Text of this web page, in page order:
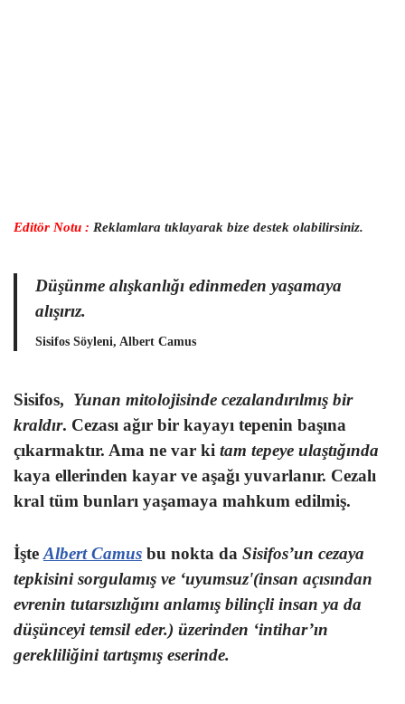
Editör Notu : Reklamlara tıklayarak bize destek olabilirsiniz.
Düşünme alışkanlığı edinmeden yaşamaya
alışırız.
Sisifos Söyleni, Albert Camus
Sisifos, Yunan mitolojisinde cezalandırılmış bir
kraldır. Cezası ağır bir kayayı tepenin başına
çıkarmaktır. Ama ne var ki tam tepeye ulaştığında
kaya ellerinden kayar ve aşağı yuvarlanır. Cezalı
kral tüm bunları yaşamaya mahkum edilmiş.
İşte Albert Camus bu nokta da Sisifos’un cezaya
tepkisini sorgulamış ve ‘uyumsuz'(insan açısından
evrenin tutarsızlığını anlamış bilinçli insan ya da
düşünceyi temsil eder.) üzerinden ‘intihar’ın
gerekliliğini tartışmış eserinde.